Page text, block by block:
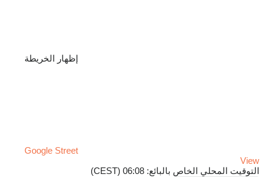
إظهار الخريطة
Google Street
View
التوقيت المحلي الخاص بالبائع: 06:08 (CEST)